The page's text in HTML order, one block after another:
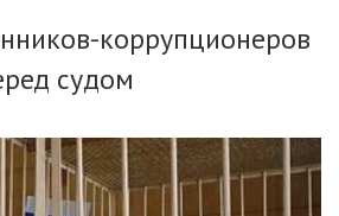
коррупционеров
судом